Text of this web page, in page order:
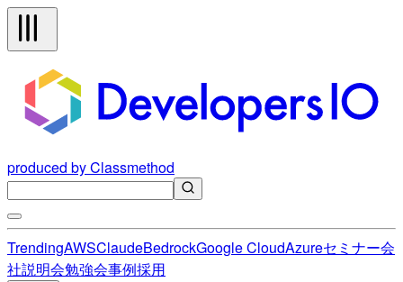
produced by Classmethod
TrendingAWSClaudeBedrockGoogle CloudAzureセミナー会
社説明会勉強会事例採用